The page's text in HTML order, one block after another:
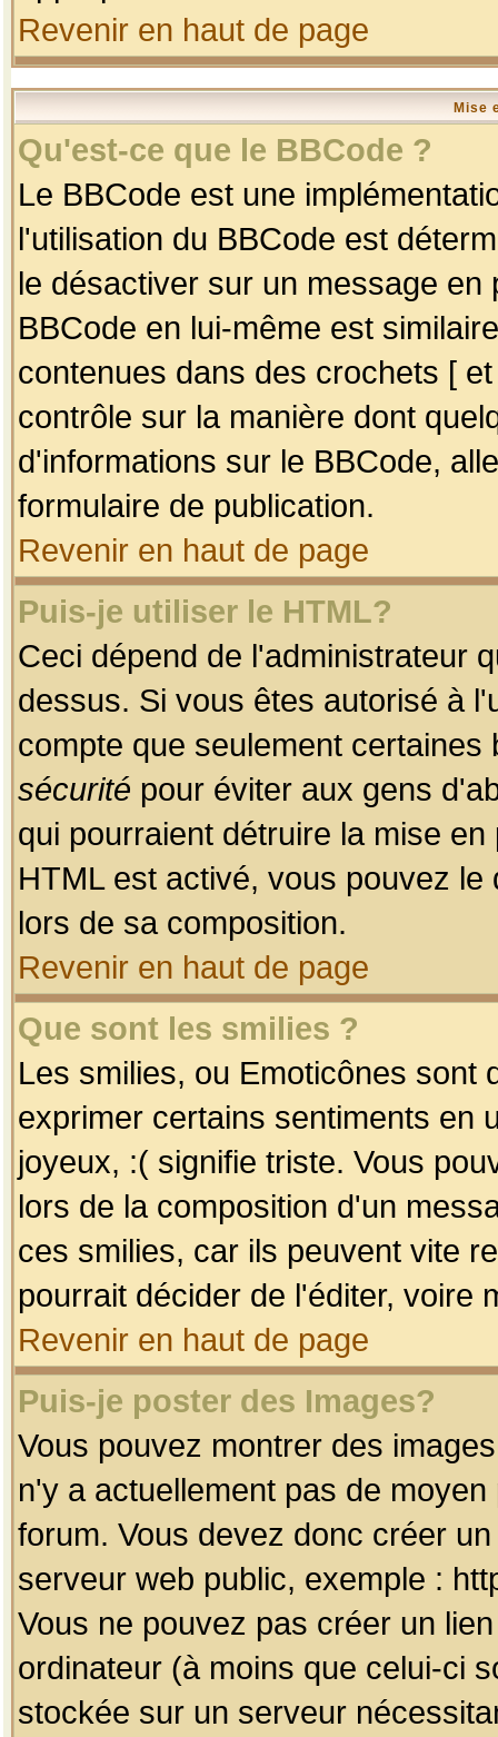
Revenir en haut de page
Mise
Qu'est-ce que le BBCode ?
Le BBCode est une
l'utilisation du BBCode est
le désactiver sur un message
BBCode en lui-même est
contenues dans des crochets [
contrôle sur la manière dont
d'informations sur le BBCode,
formulaire de publication.
Revenir en haut de page
Puis-je utiliser le HTML?
Ceci dépend de l'administrateur
dessus. Si vous êtes autorisé à
compte que seulement
sécurité pour éviter aux gens
qui pourraient détruire la mise
HTML est activé, vous pouvez
lors de sa composition.
Revenir en haut de page
Que sont les smilies ?
Les smilies, ou Emoticônes sont
exprimer certains sentiments en
joyeux, :( signifie triste. Vous
lors de la composition d'un
ces smilies, car ils peuvent vite
pourrait décider de l'éditer, voire
Revenir en haut de page
Puis-je poster des Images?
Vous pouvez montrer des
n'y a actuellement pas de
forum. Vous devez donc créer
serveur web public, exemple :
Vous ne pouvez pas créer un
ordinateur (à moins que celui-ci
stockée sur un serveur